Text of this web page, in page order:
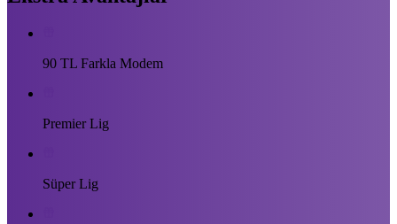
90 TL Farkla Modem
Premier Lig
Süper Lig